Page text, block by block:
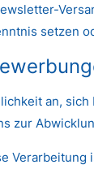
setzen
an,
zur
Verarbeitung